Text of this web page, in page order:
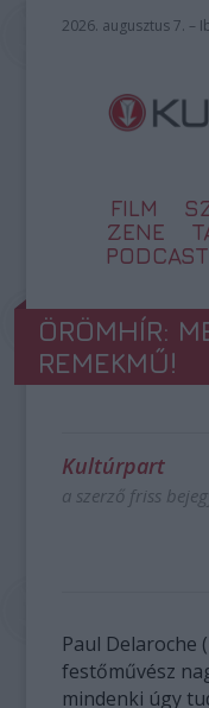
2026. augusztus 7. –
FILM
ZENE
PODCAST
ÖRÖMHÍR:
REMEKMŰ!
Kultúrpart
a szerző friss
Paul Delaroche
festőművész
mindenki úgy